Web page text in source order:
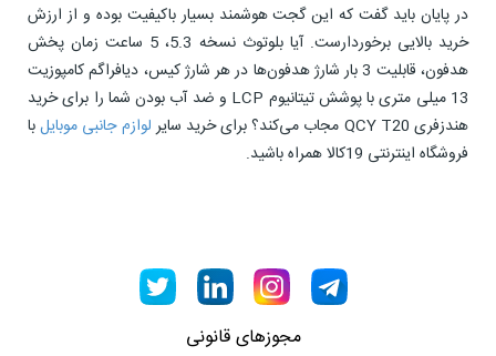
در پایان باید گفت که این گجت هوشمند بسیار باکیفیت بوده و از ارزش
خرید بالایی برخوردارست. آیا بلوتوث نسخه 5.3، 5 ساعت زمان پخش
هدفون، قابلیت 3 بار شارژ هدفون‌ها در هر شارژ کیس، دیافراگم کامپوزیت
13 میلی متری با پوشش تیتانیوم LCP و ضد آب بودن شما را برای خرید
هندزفری QCY T20 مجاب می‌کند؟ برای خرید سایر
لوازم جانبی موبایلبا
فروشگاه اینترنتی 19کالا همراه باشید.
مجوزهای قانونی